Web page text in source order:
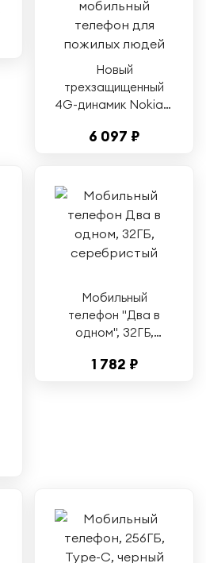
Новый
трехзащищенный
4G-динамик Nokia с
крупным шрифтом —
6 097 ₽
Мобильный
телефон "Два в
одном", 32ГБ,
1 782 ₽